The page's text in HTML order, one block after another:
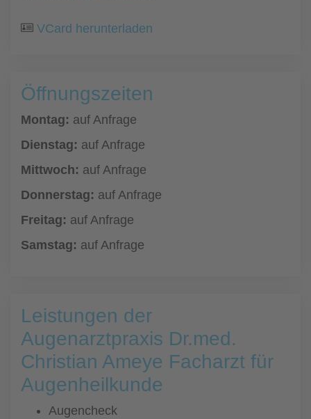
VCard herunterladen
Öffnungszeiten
Montag: auf Anfrage
Dienstag: auf Anfrage
Mittwoch: auf Anfrage
Donnerstag: auf Anfrage
Freitag: auf Anfrage
Samstag: auf Anfrage
Leistungen der
Augenarztpraxis Dr.med.
Christian Ameye Facharzt für
Augenheilkunde
Augencheck